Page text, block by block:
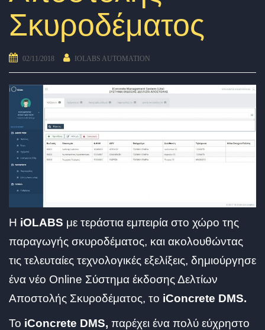
Σκυροδέματος
02/11/2018 IOLABS AUTOMATION
Η iOLABS με τεράστια εμπειρία στο χώρο της
παραγωγής σκυροδέματος, και ακολουθώντας
τις τελευταίες τεχνολογικές εξελίξεις, δημιούργησε
ένα νέο Online Σύστημα έκδοσης Δελτίων
Αποστολής Σκυροδέματος, το iConcrete DMS.
To iConcrete DMS, παρέχει ένα πολύ εύχρηστο